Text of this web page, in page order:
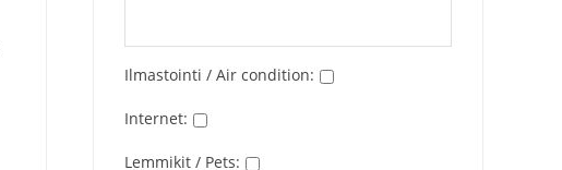
Ilmastointi / Air condition:
Internet:
Lemmikit / Pets: